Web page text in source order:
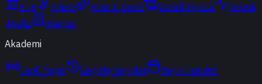
ETF
Kripto Altın & Döviz Vadeli Piyasa
Teknik
Analiz
Araçlar
Akademi
Canlı Yayın Geçmiş Yayınlar
Yayın Takvimi